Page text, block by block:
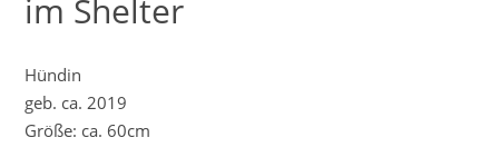
im Shelter
Hündin
geb. ca. 2019
Größe: ca. 60cm